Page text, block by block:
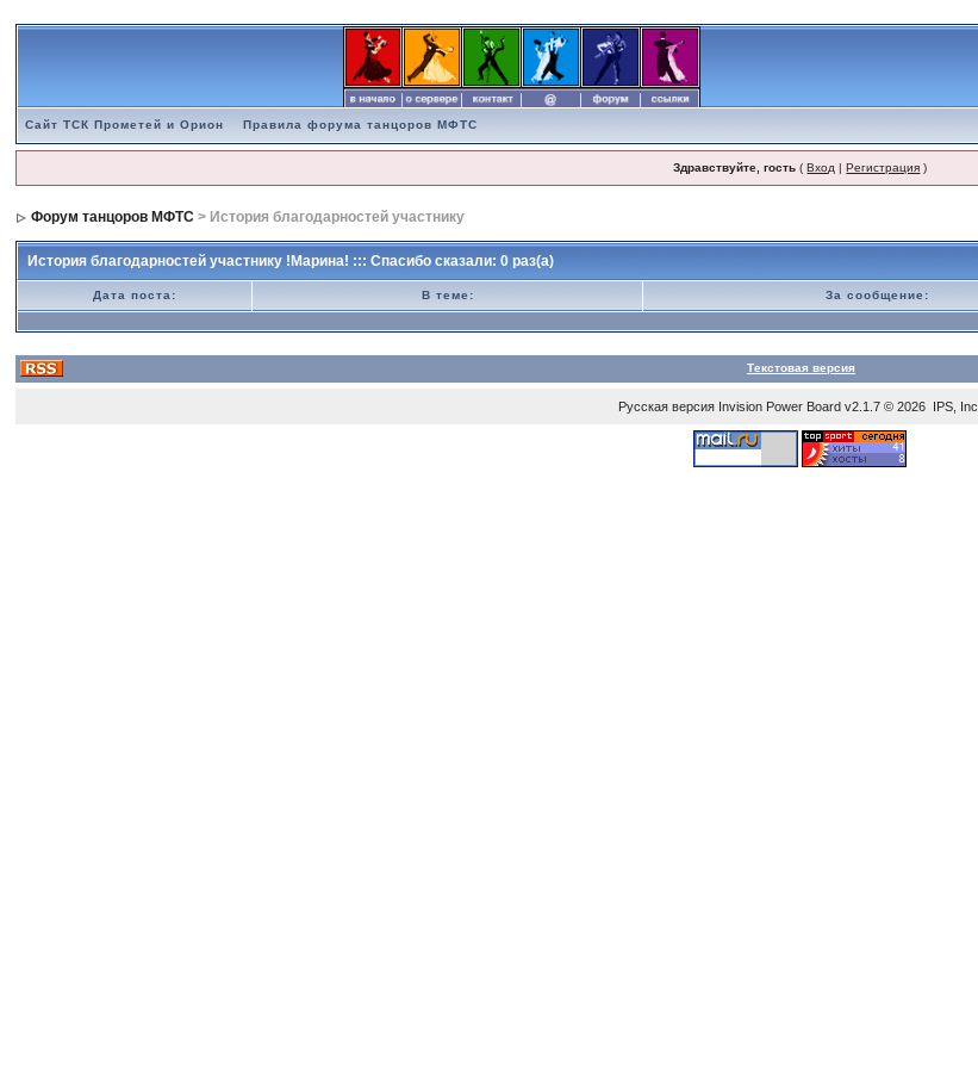
Сайт ТСК Прометей и Орион Правила форума танцоров МФТС
Здравствуйте, гость (Вход |Регистрация )
Форум танцоров МФТС > История благодарностей участнику
История благодарностей участнику !Марина! ::: Спасибо сказали: 0 раз(а)
Дата поста: В теме: За сообщение:
Текстовая версия
Русская версия Invision Power Board v2.1.7 © 2026 IPS, Inc.